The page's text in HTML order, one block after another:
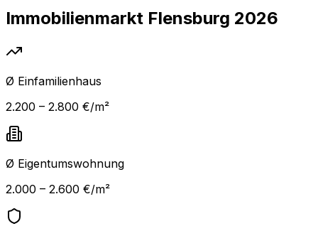
Immobilienmarkt Flensburg 2026
Ø Einfamilienhaus
2.200 – 2.800 €/m²
Ø Eigentumswohnung
2.000 – 2.600 €/m²